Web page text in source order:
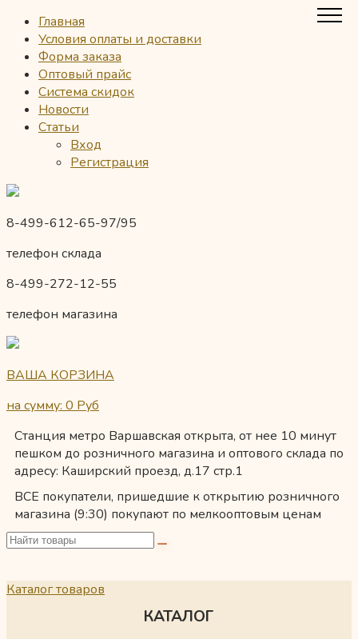
Главная
Условия оплаты и доставки
Форма заказа
Оптовый прайс
Система скидок
Новости
Статьи
Вход
Регистрация
8-499-612-65-97/95
телефон склада
8-499-272-12-55
телефон магазина
ВАША КОРЗИНА
на сумму: 0 Руб
Станция метро Варшавская открыта, от нее 10 минут
пешком до розничного магазина и оптового склада по
адресу: Каширский проезд, д.17 стр.1
ВСЕ покупатели, пришедшие к открытию розничного
магазина (9:30) покупают по мелкооптовым ценам
Каталог товаров
КАТАЛОГ